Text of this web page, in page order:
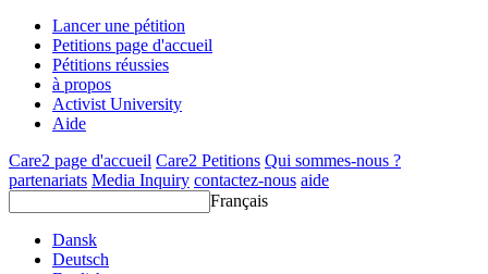
Lancer une pétition
Petitions page d'accueil
Pétitions réussies
à propos
Activist University
Aide
Care2 page d'accueil Care2 Petitions Qui sommes-nous ?
partenariats Media Inquiry contactez-nous aide
Français
Dansk
Deutsch